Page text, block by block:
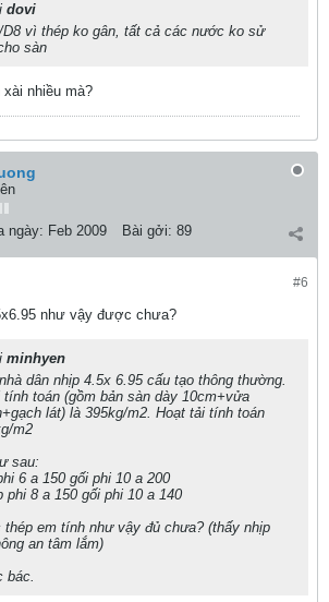
dovi
D8 vì thép ko gân, tất cả các nước ko sử
sàn
nhiều mà?
ngày: Feb 2009 Bài gởi: 89
#6
như vậy được chưa?
minhyen
dân nhịp 4.5x 6.95 cấu tạo thông thường.
toán (gồm bản sàn dày 10cm+vửa
lát) là 395kg/m2. Hoạt tải tính toán
m2
sau:
6 a 150 gối phi 10 a 200
phi 8 a 150 gối phi 10 a 140
thép em tính như vậy đủ chưa? (thấy nhịp
an tâm lắm)
bác.